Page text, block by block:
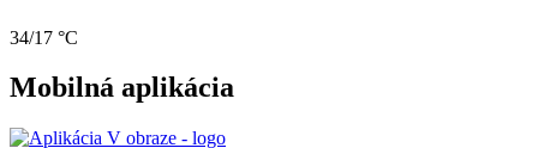
34/17 °C
Mobilná aplikácia